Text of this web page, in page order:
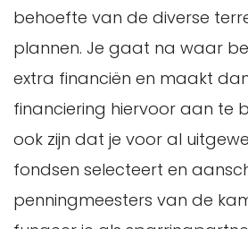
behoefte van de diverse
plannen. Je gaat na waar
extra financiën en maakt
financiering hiervoor aan te
ook zijn dat je voor al
fondsen selecteert en
penningmeesters van de